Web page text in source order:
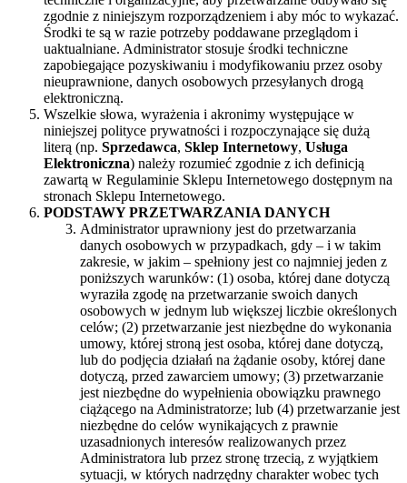
zgodnie z niniejszym rozporządzeniem i aby móc to wykazać.
Środki te są w razie potrzeby poddawane przeglądom i
uaktualniane. Administrator stosuje środki techniczne
zapobiegające pozyskiwaniu i modyfikowaniu przez osoby
nieuprawnione, danych osobowych przesyłanych drogą
elektroniczną.
Wszelkie słowa, wyrażenia i akronimy występujące w
niniejszej polityce prywatności i rozpoczynające się dużą
literą (np. Sprzedawca, Sklep Internetowy, Usługa
Elektroniczna) należy rozumieć zgodnie z ich definicją
zawartą w Regulaminie Sklepu Internetowego dostępnym na
stronach Sklepu Internetowego.
PODSTAWY PRZETWARZANIA DANYCH
Administrator uprawniony jest do przetwarzania
danych osobowych w przypadkach, gdy – i w takim
zakresie, w jakim – spełniony jest co najmniej jeden z
poniższych warunków: (1) osoba, której dane dotyczą
wyraziła zgodę na przetwarzanie swoich danych
osobowych w jednym lub większej liczbie określonych
celów; (2) przetwarzanie jest niezbędne do wykonania
umowy, której stroną jest osoba, której dane dotyczą,
lub do podjęcia działań na żądanie osoby, której dane
dotyczą, przed zawarciem umowy; (3) przetwarzanie
jest niezbędne do wypełnienia obowiązku prawnego
ciążącego na Administratorze; lub (4) przetwarzanie jest
niezbędne do celów wynikających z prawnie
uzasadnionych interesów realizowanych przez
Administratora lub przez stronę trzecią, z wyjątkiem
sytuacji, w których nadrzędny charakter wobec tych